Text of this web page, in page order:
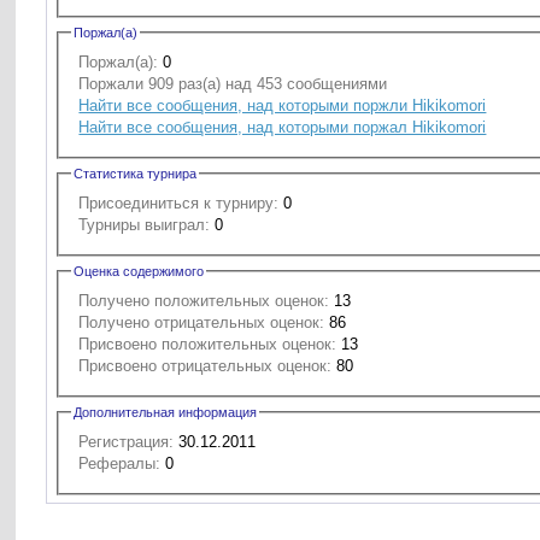
Поржал(а)
Поржал(а): 0
Поржали 909 раз(а) над 453 сообщениями
Найти все сообщения, над которыми поржли Hikikomori
Найти все сообщения, над которыми поржал Hikikomori
Статистика турнира
Присоединиться к турниру:0
Турниры выиграл: 0
Оценка содержимого
Получено положительных оценок: 13
Получено отрицательных оценок: 86
Присвоено положительных оценок: 13
Присвоено отрицательных оценок: 80
Дополнительная информация
Регистрация: 30.12.2011
Рефералы: 0